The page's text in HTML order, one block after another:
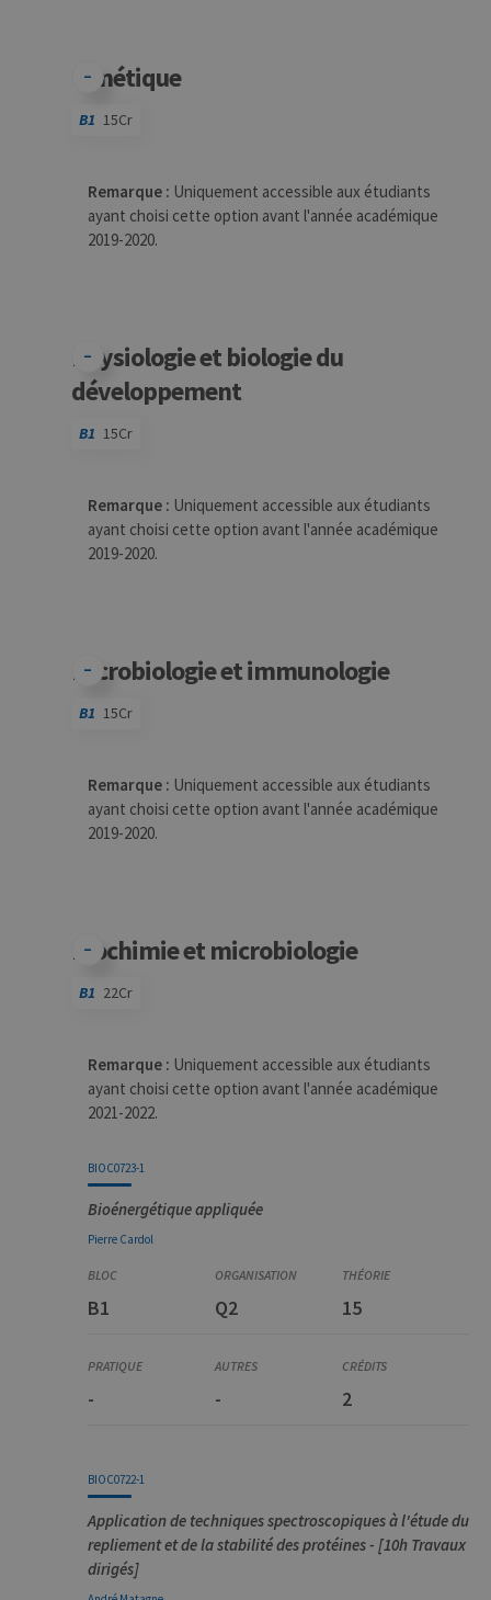
Génétique
B1 15Cr
Remarque : Uniquement accessible aux étudiants
ayant choisi cette option avant l'année académique
2019-2020.
Physiologie et biologie du
développement
B1 15Cr
Remarque : Uniquement accessible aux étudiants
ayant choisi cette option avant l'année académique
2019-2020.
Microbiologie et immunologie
B1 15Cr
Remarque : Uniquement accessible aux étudiants
ayant choisi cette option avant l'année académique
2019-2020.
Biochimie et microbiologie
B1 22Cr
Remarque : Uniquement accessible aux étudiants
ayant choisi cette option avant l'année académique
2021-2022.
BIOC0723-1
Bioénergétique appliquée
Pierre Cardol
B1 Q2 15
- - 2
BIOC0722-1
Application de techniques spectroscopiques à l'étude du
repliement et de la stabilité des protéines - [10h Travaux
dirigés]